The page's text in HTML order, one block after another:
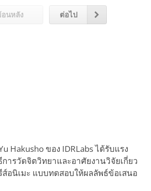
อนหลัง ต่อไป
Hakusho ของ IDRLabs ได้รับแรง
ารวัดจิตวิทยาและอาศัยงานวิจัยเกี่ยว
อนิเมะ แบบทดสอบให้ผลลัพธ์ข้อเสนอ